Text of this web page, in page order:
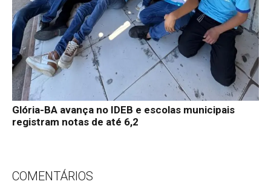
Glória-BA avança no IDEB e escolas municipais
registram notas de até 6,2
COMENTÁRIOS